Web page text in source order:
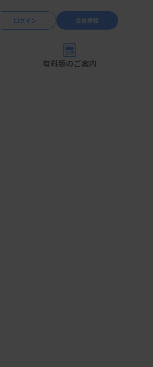
ログイン 会員登録
有料版のご案内